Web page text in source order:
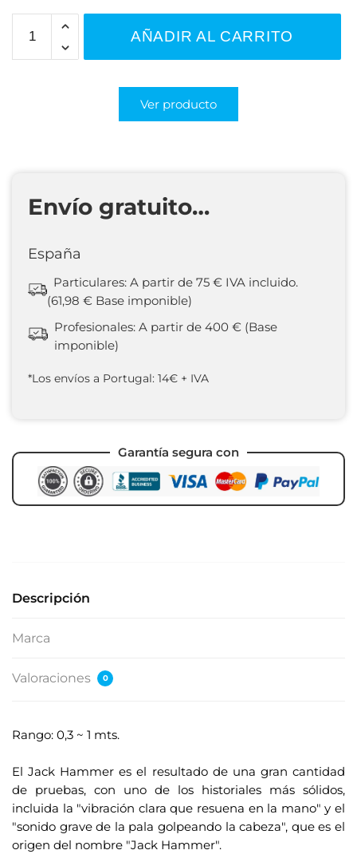
AÑADIR AL CARRITO
Ver producto
Envío gratuito…
España
Particulares: A partir de 75 € IVA incluido.
(61,98 € Base imponible)
Profesionales: A partir de 400 € (Base
imponible)
*Los envíos a Portugal: 14€ + IVA
Garantía segura con
Descripción
Marca
Valoraciones 0
Rango: 0,3 ~ 1 mts.
El Jack Hammer es el resultado de una gran cantidad
de pruebas, con uno de los historiales más sólidos,
incluida la "vibración clara que resuena en la mano" y el
"sonido grave de la pala golpeando la cabeza", que es el
origen del nombre "Jack Hammer".